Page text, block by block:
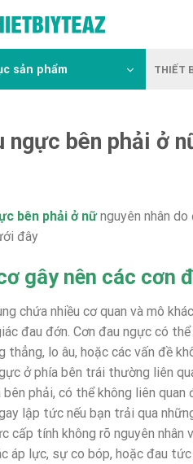
sản phẩm THIẾT
ngực bên phải ở
bên phải ở nữ nguyên nhân
đây
gây nên các cơn
chứa nhiều cơ quan và mô
đau đớn. Cơn đau ngực có
thẳng, lo âu, hoặc các vấn đề
ở phía bên trái thường liên
bên phải, có thể không liên
lập tức nếu bạn trải qua
cấp tính không rõ nguyên nhân
áp lực, sự co bóp, hoặc đau